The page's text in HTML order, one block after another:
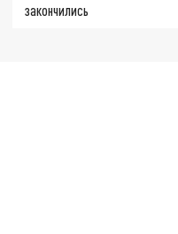
закончились